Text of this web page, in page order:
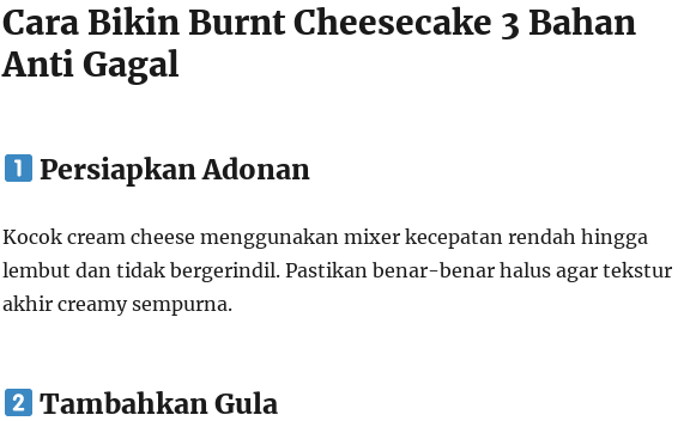
Cara Bikin Burnt Cheesecake 3 Bahan
Anti Gagal
Persiapkan Adonan
Kocok cream cheese menggunakan mixer kecepatan rendah hingga
lembut dan tidak bergerindil. Pastikan benar-benar halus agar tekstur
akhir creamy sempurna.
Tambahkan Gula